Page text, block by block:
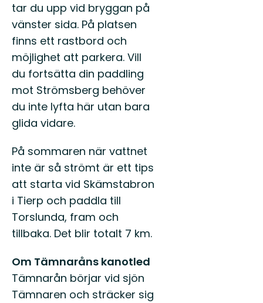
tar du upp vid bryggan på
vänster sida. På platsen
finns ett rastbord och
möjlighet att parkera. Vill
du fortsätta din paddling
mot Strömsberg behöver
du inte lyfta här utan bara
glida vidare.
På sommaren när vattnet
inte är så strömt är ett tips
att starta vid Skämstabron
i Tierp och paddla till
Torslunda, fram och
tillbaka. Det blir totalt 7 km.
Om Tämnaråns kanotled
Tämnarån börjar vid sjön
Tämnaren och sträcker sig